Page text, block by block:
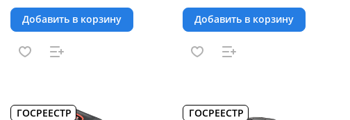
Добавить в корзину Добавить в корзину
ГОСРЕЕСТР ГОСРЕЕСТР